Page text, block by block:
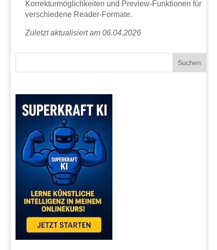
Korrekturmöglichkeiten und Preview-Funktionen für
verschiedene Reader-Formate.
Zuletzt aktualisiert am 06.04.2026